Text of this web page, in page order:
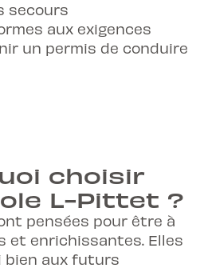
secours
aux exigences
un permis de conduire
choisir
L-Pittet ?
pensées pour être à
et enrichissantes. Elles
bien aux futurs